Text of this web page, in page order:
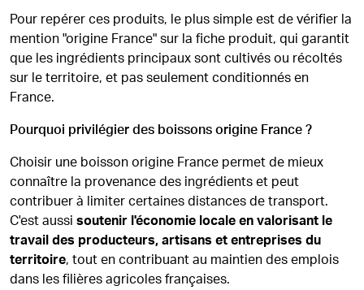
Pour repérer ces produits, le plus simple est de vérifier la
mention "origine France" sur la fiche produit, qui garantit
que les ingrédients principaux sont cultivés ou récoltés
sur le territoire, et pas seulement conditionnés en
France.
Pourquoi privilégier des boissons origine France ?
Choisir une boisson origine France permet de mieux
connaître la provenance des ingrédients et peut
contribuer à limiter certaines distances de transport.
C'est aussi soutenir l'économie locale en valorisant le
travail des producteurs, artisans et entreprises du
territoire, tout en contribuant au maintien des emplois
dans les filières agricoles françaises.